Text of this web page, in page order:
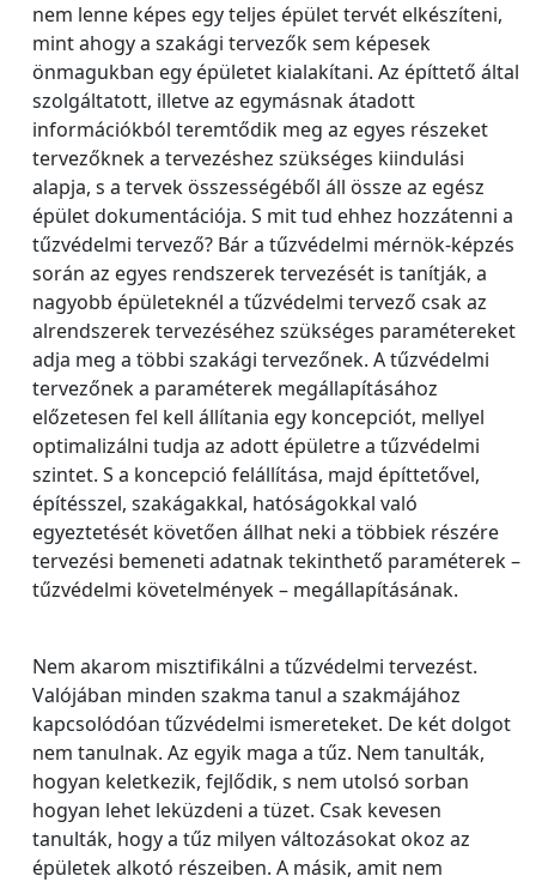
nem lenne képes egy teljes épület tervét elkészíteni,
mint ahogy a szakági tervezők sem képesek
önmagukban egy épületet kialakítani. Az építtető által
szolgáltatott, illetve az egymásnak átadott
információkból teremtődik meg az egyes részeket
tervezőknek a tervezéshez szükséges kiindulási
alapja, s a tervek összességéből áll össze az egész
épület dokumentációja. S mit tud ehhez hozzátenni a
tűzvédelmi tervező? Bár a tűzvédelmi mérnök-képzés
során az egyes rendszerek tervezését is tanítják, a
nagyobb épületeknél a tűzvédelmi tervező csak az
alrendszerek tervezéséhez szükséges paramétereket
adja meg a többi szakági tervezőnek. A tűzvédelmi
tervezőnek a paraméterek megállapításához
előzetesen fel kell állítania egy koncepciót, mellyel
optimalizálni tudja az adott épületre a tűzvédelmi
szintet. S a koncepció felállítása, majd építtetővel,
építésszel, szakágakkal, hatóságokkal való
egyeztetését követően állhat neki a többiek részére
tervezési bemeneti adatnak tekinthető paraméterek –
tűzvédelmi követelmények – megállapításának.
Nem akarom misztifikálni a tűzvédelmi tervezést.
Valójában minden szakma tanul a szakmájához
kapcsolódóan tűzvédelmi ismereteket. De két dolgot
nem tanulnak. Az egyik maga a tűz. Nem tanulták,
hogyan keletkezik, fejlődik, s nem utolsó sorban
hogyan lehet leküzdeni a tüzet. Csak kevesen
tanulták, hogy a tűz milyen változásokat okoz az
épületek alkotó részeiben. A másik, amit nem